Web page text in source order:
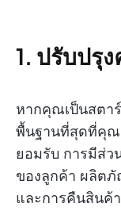
1. ปรับปรุ
หากคุณเป็นสตา
พื้นฐานที่สุดที่คุณ
ยอมรับ การมีส่ว
ของลูกค้า ผลิต
และการคืนสินค้